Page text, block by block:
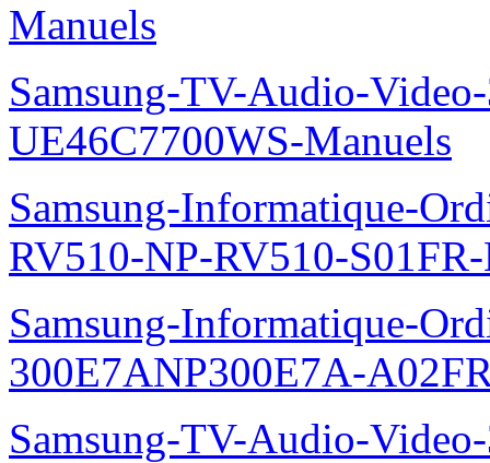
Manuels
Samsung-TV-Audio-
UE46C7700WS-Manuels
Samsung-Informatique-
RV510-NP-RV510-
Samsung-Informatique-
300E7ANP300E7A-
Samsung-TV-Audio-